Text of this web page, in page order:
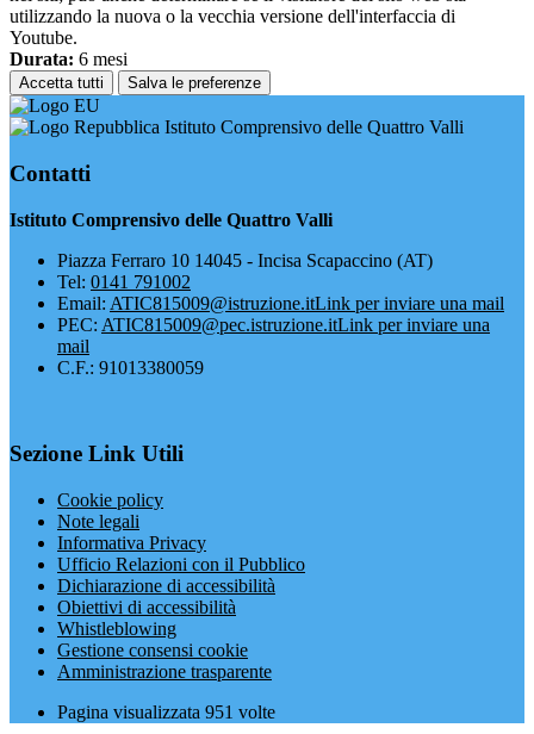
utilizzando la nuova o la vecchia versione dell'interfaccia di
Youtube.
Durata: 6 mesi
Accetta tutti Salva le preferenze
Istituto Comprensivo delle Quattro Valli
Contatti
Istituto Comprensivo delle Quattro Valli
Piazza Ferraro 10 14045 - Incisa Scapaccino (AT)
Tel: 0141 791002
Email: ATIC815009@istruzione.itLink per inviare una mail
PEC: ATIC815009@pec.istruzione.itLink per inviare una
mail
C.F.: 91013380059
Sezione Link Utili
Cookie policy
Note legali
Informativa Privacy
Ufficio Relazioni con il Pubblico
Dichiarazione di accessibilità
Obiettivi di accessibilità
Whistleblowing
Gestione consensi cookie
Amministrazione trasparente
Pagina visualizzata 951 volte